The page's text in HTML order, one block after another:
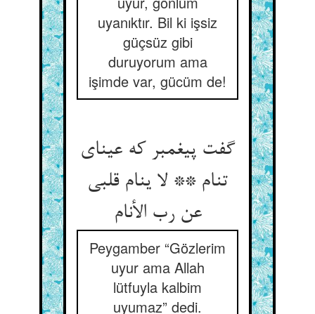
uyanıktır. Bil ki işsiz
güçsüz gibi
duruyorum ama
işimde var, gücüm de!
گفت پیغمبر که عینای
تنام ** لا ینام قلبی
عن رب الأنام‏
Peygamber “Gözlerim
uyur ama Allah
lütfuyla kalbim
uyumaz” dedi.